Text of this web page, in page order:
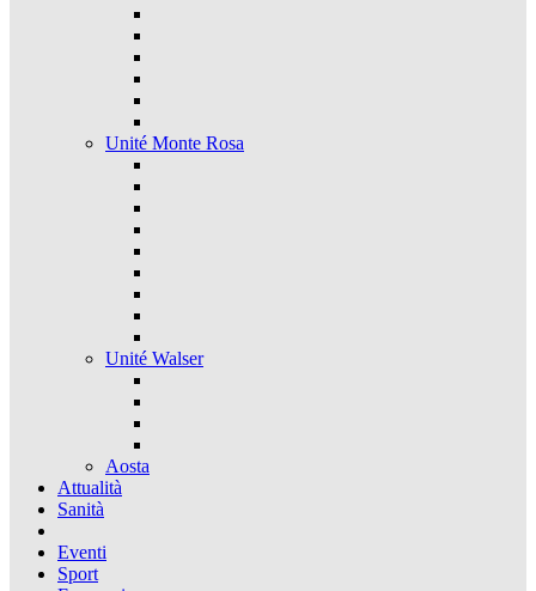
Unité Monte Rosa
Unité Walser
Aosta
Attualità
Sanità
Eventi
Sport